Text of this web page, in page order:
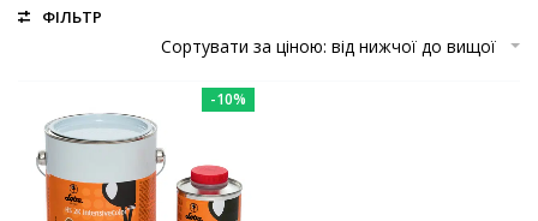
ФІЛЬТР
Сортувати за ціною: від нижчої до вищої
-10%